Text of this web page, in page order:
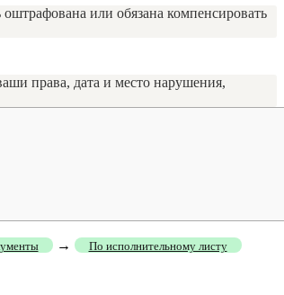
или обязана компенсировать
права, дата и место нарушения,
→ По исполнительному листу